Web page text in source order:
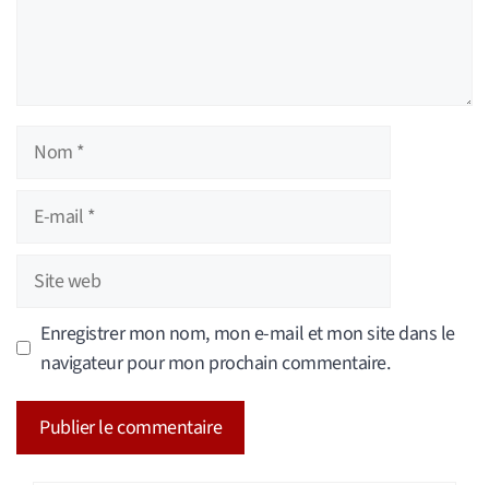
Nom
Site
web
Enregistrer mon nom, mon e-mail et mon site dans le
navigateur pour mon prochain commentaire.